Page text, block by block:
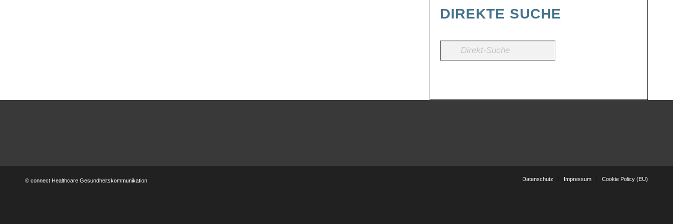
DIREKTE SUCHE
© connect Healthcare Gesundheitskommunikation Datenschutz Impressum Cookie Policy (EU)